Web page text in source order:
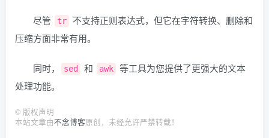
尽管 tr
不支持正则表达式，但它在字符转换、删除和
压缩方面非常有用。
同时， sed 和 awk
等工具为您提供了更强大的文本
处理功能。
© 版权声明
本站文章由不念博客原创，未经允许严禁转载！